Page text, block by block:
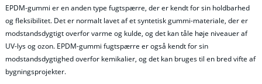
EPDM-gummi er en anden type fugtspærre, der er kendt for sin holdbarhed
og fleksibilitet. Det er normalt lavet af et syntetisk gummi-materiale, der er
modstandsdygtigt overfor varme og kulde, og det kan tåle høje niveauer af
UV-lys og ozon. EPDM-gummi fugtspærre er også kendt for sin
modstandsdygtighed overfor kemikalier, og det kan bruges til en bred vifte af
bygningsprojekter.